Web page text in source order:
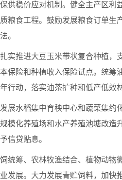
供稳价应对机制。健全主产区利
食工程。鼓励发展粮食订单生
。
实推进大豆玉米带状复合种植
保险和种植收入保险试点。统筹
动，落实油茶扩种和低产低效
展水稻集中育秧中心和蔬菜集约
模化养殖场和水产养殖池塘改造
信贷贴息。
统筹、农林牧渔结合、植物动
发展。大力发展青贮饲料，加快